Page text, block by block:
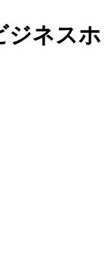
ジネスホ